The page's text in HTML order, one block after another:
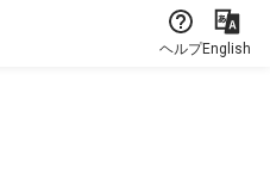
ヘルプEnglish